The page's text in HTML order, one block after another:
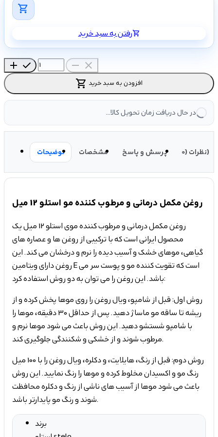
shopping_cart
رفتن به سبد خریدshopping_cart
add check remove close
shopping_cart افزودن به سبد خرید
در حال دریافت زمان تحویل کالا...
توضیحات مشخصات پرسش و پاسخ نظرات (0)
روغن مکمل درمانی و مرطوب کننده مو استلو 12 میل
روغن مکمل درمانی و مرطوب کننده موی استلو 12 میل یک
محصول ایرانی است که با ترکیبی از روغن ها و عصاره های
گیاهی، موهای خشک و آسیب دیده را نرم و درخشان می کند. این
روغن دارای ویتامین E است که تقویت کننده مو و پوست سر می
باشد. این روغن را می توان به دو روش استفاده کرد:
روش اول: قبل از شامپو، ویال روغن را روی موها پخش کرده و از
ریشه تا ساقه مو ماساژ دهید. پس از حداقل 30 دقیقه، موها را
با شامپو شستشو دهید. این روش باعث می شود موها نرم و
مرطوب شوند و از خشکی و شکنندگی جلوگیری کند.
روش دوم: قبل از رنگ، هایلایت، و دکلره، ویال روغن را با 100 میل
رنگ مو و اکسیدان مخلوط کرده و موها را رنگ نمایید. این روش
باعث می شود موها از آسیب های ناشی از رنگ و دکلره محافظت
شوند و رنگ مو پایدارتر باشد.
برند